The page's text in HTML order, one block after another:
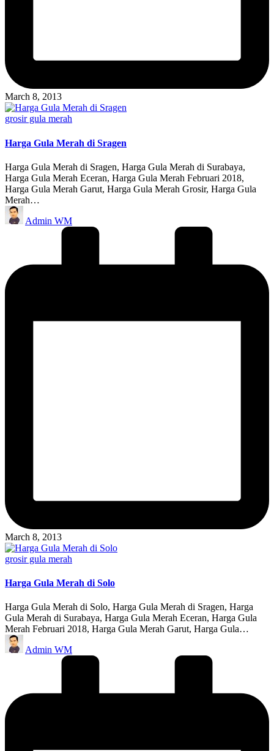
March 8, 2013
Posted
grosir gula merah
Harga Gula Merah di Sragen
Harga Gula Merah di Sragen, Harga Gula Merah di Surabaya,
Harga Gula Merah Eceran, Harga Gula Merah Februari 2018,
Harga Gula Merah Garut, Harga Gula Merah Grosir, Harga Gula
Merah…
Posted
by
Admin WM
March 8, 2013
Posted
grosir gula merah
Harga Gula Merah di Solo
Harga Gula Merah di Solo, Harga Gula Merah di Sragen, Harga
Gula Merah di Surabaya, Harga Gula Merah Eceran, Harga Gula
Merah Februari 2018, Harga Gula Merah Garut, Harga Gula…
Posted
by
Admin WM